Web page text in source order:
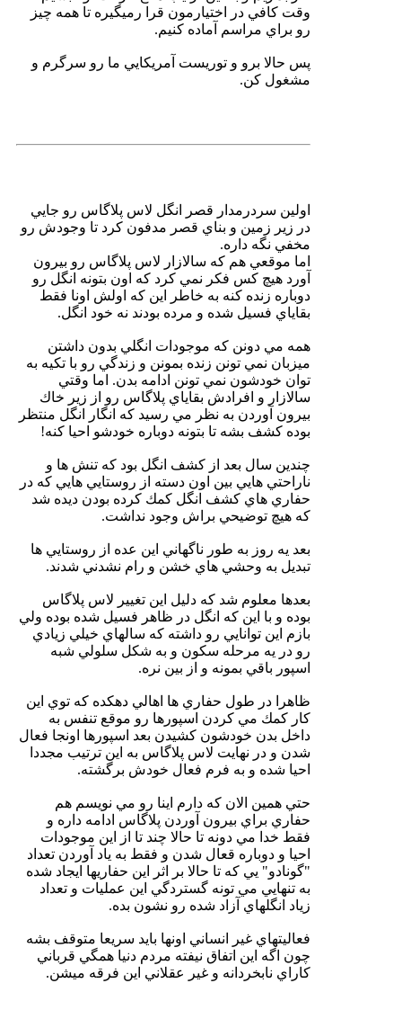
وقت كافي در اختيارمون قرا رميگيره تا همه چيز
رو براي مراسم آماده كنيم.
پس حالا برو و توريست آمريكايي ما رو سرگرم و
مشغول كن.
اولين سردرمدار قصر انگل لاس پلاگاس رو جايي
در زير زمين و بناي قصر مدفون كرد تا وجودش رو
مخفي نگه داره.
اما موقعي هم كه سالازار لاس پلاگاس رو بيرون
آورد هيچ كس فكر نمي كرد كه اون بتونه انگل رو
دوباره زنده كنه به خاطر اين كه اولش اونا فقط
بقاياي فسيل شده و مرده بودند نه خود انگل.
همه مي دونن كه موجودات انگلي بدون داشتن
ميزبان نمي تونن زنده بمونن و زندگي رو با تكيه به
توان خودشون نمي تونن ادامه بدن. اما وقتي
سالازار و افرادش بقاياي پلاگاس رو از زير خاك
بيرون آوردن به نظر مي رسيد كه انگار انگل منتظر
بوده كشف بشه تا بتونه دوباره خودشو احيا كنه!
چندين سال بعد از كشف انگل بود كه تنش ها و
ناراحتي هايي بين اون دسته از روستايي هايي كه در
حفاري هاي كشف انگل كمك كرده بودن ديده شد
كه هيچ توضيحي براش وجود نداشت.
بعد يه روز به طور ناگهاني اين عده از روستايي ها
تبديل به وحشي هاي خشن و رام نشدني شدند.
بعدها معلوم شد كه دليل اين تغيير لاس پلاگاس
بوده و با اين كه انگل در ظاهر فسيل شده بوده ولي
بازم اين توانايي رو داشته كه سالهاي خيلي زيادي
رو در يه مرحله سكون و به شكل سلولي شبه
اسپور باقي بمونه و از بين نره.
ظاهرا در طول حفاري ها اهالي دهكده كه توي اين
كار كمك مي كردن اسپورها رو موقع تنفس به
داخل بدن خودشون كشيدن بعد اسپورها اونجا فعال
شدن و در نهايت لاس پلاگاس به اين ترتيب مجددا
احيا شده و به فرم فعال خودش برگشته.
حتي همين الان كه دارم اينا رو مي نويسم هم
حفاري براي بيرون آوردن پلاگاس ادامه داره و
فقط خدا مي دونه تا حالا چند تا از اين موجودات
احيا و دوباره قعال شدن و فقط به ياد آوردن تعداد
"گونادو" يي كه تا حالا بر اثر اين حفاريها ايجاد شده
به تنهايي مي تونه گستردگي اين عمليات و تعداد
زياد انگلهاي آزاد شده رو نشون بده.
فعاليتهاي غير انساني اونها بايد سريعا متوقف بشه
چون اگه اين اتفاق نيفته مردم دنيا همگي قرباني
كاراي نابخردانه و غير عقلاني اين فرقه ميشن.